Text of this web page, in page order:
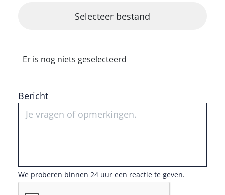
Er is nog niets geselecteerd
Bericht
We proberen binnen 24 uur een reactie te geven.